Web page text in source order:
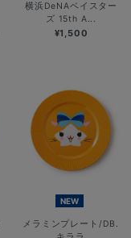
横浜DeNAベイスター
ズ 15th A...
¥1,500
NEW
メラミンプレート/DB.